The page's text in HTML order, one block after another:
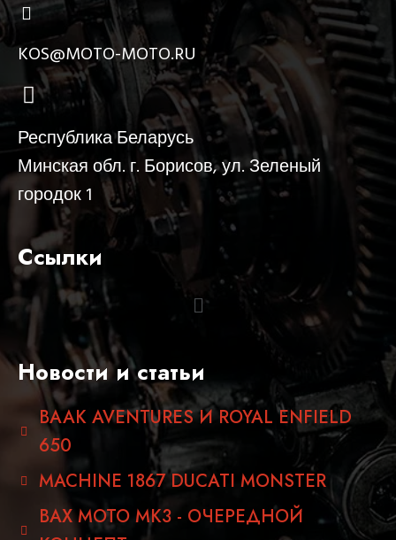
KOS@MOTO-MOTO.RU
Республика Беларусь
Минская обл. г. Борисов, ул. Зеленый
городок 1
Ссылки
Новости и статьи
BAAK AVENTURES И ROYAL ENFIELD
650
MACHINE 1867 DUCATI MONSTER
BAX MOTO MK3 - ОЧЕРЕДНОЙ